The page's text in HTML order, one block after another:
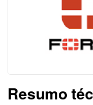
Resumo